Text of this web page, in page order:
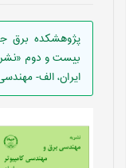
پژوهشکده برق
بیست و دوم
ایران، الف-